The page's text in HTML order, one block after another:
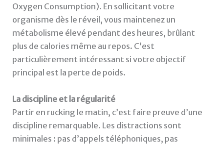
Oxygen Consumption). En sollicitant votre
organisme dès le réveil, vous maintenez un
métabolisme élevé pendant des heures, brûlant
plus de calories même au repos. C’est
particulièrement intéressant si votre objectif
principal est la perte de poids.
La discipline et la régularité
Partir en rucking le matin, c’est faire preuve d’une
discipline remarquable. Les distractions sont
minimales : pas d’appels téléphoniques, pas